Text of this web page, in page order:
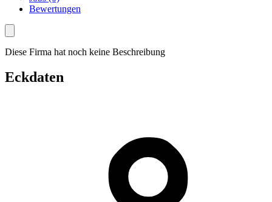
Bewertungen
Diese Firma hat noch keine Beschreibung
Eckdaten